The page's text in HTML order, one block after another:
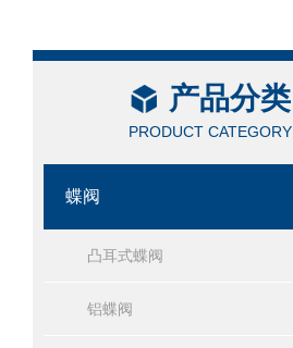
产品分类
PRODUCT CATEGORY
蝶阀
凸耳式蝶阀
铝蝶阀